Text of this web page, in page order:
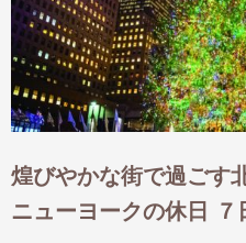
航空）
煌びやかな街で過ごす
ニューヨークの休日 ７